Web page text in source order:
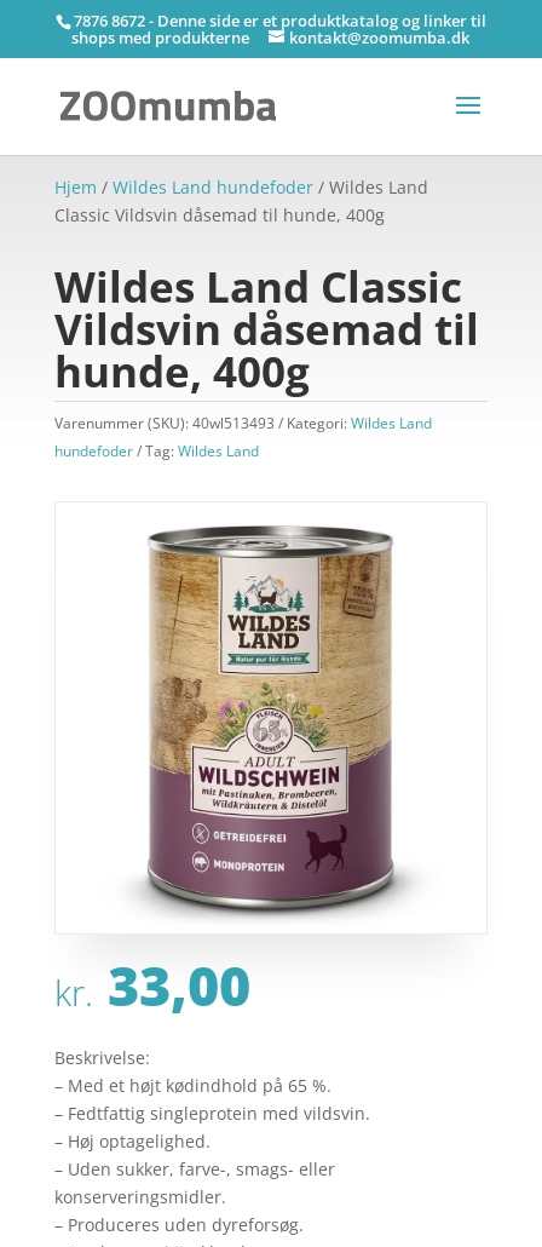
7876 8672 - Denne side er et produktkatalog og linker til
shops med produkterne kontakt@zoomumba.dk
Hjem / Wildes Land hundefoder/ Wildes Land
Classic Vildsvin dåsemad til hunde, 400g
Wildes Land Classic
Vildsvin dåsemad til
hunde, 400g
Varenummer (SKU):40wl513493 Kategori:Wildes Land
hundefoder
Tag:Wildes Land
kr. 33,00
Beskrivelse:
– Med et højt kødindhold på 65 %.
– Fedtfattig singleprotein med vildsvin.
– Høj optagelighed.
– Uden sukker, farve-, smags- eller
konserveringsmidler.
– Produceres uden dyreforsøg.